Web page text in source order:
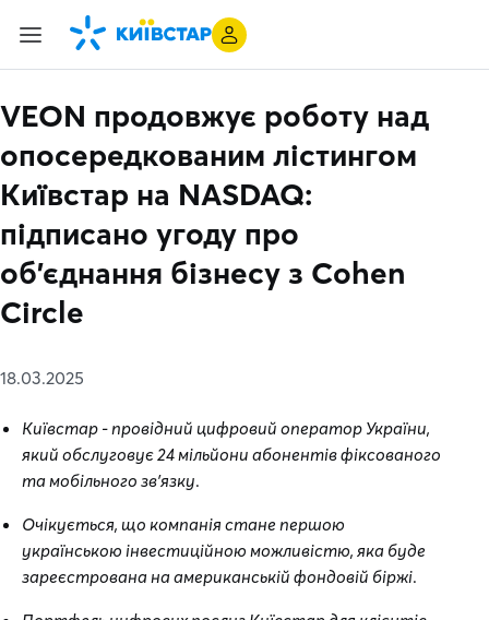
VEON продовжує роботу над
опосередкованим лістингом
Київстар на NASDAQ:
підписано угоду про
об'єднання бізнесу з Cohen
Circle
18.03.2025
Київстар - провідний цифровий оператор України,
який обслуговує 24 мільйони абонентів фіксованого
та мобільного зв'язку.
Очікується, що компанія стане першою
українською інвестиційною можливістю, яка буде
зареєстрована на американській фондовій біржі.